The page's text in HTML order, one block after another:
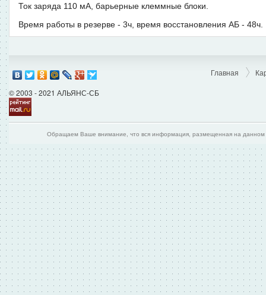
Ток заряда 110 мА, барьерные клеммные блоки.
Время работы в резерве - 3ч, время восстановления АБ - 48ч.
© 2003 - 2021 АЛЬЯНС-СБ
Главная
Обращаем Ваше внимание, что вся информация, размещенная на данном